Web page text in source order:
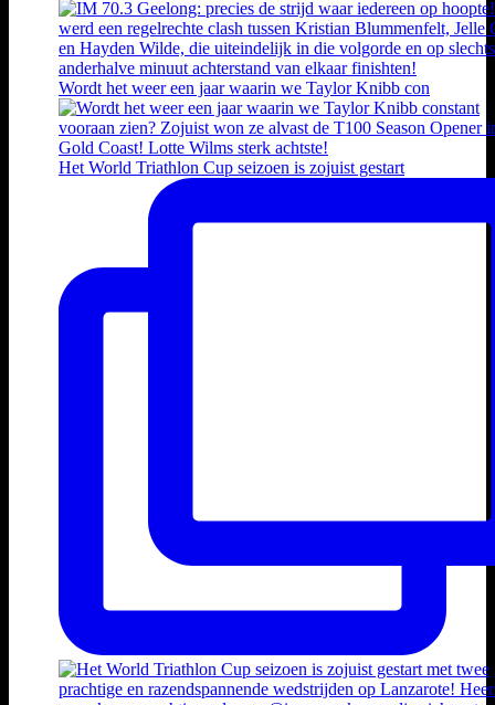
Wordt het weer een jaar waarin we Taylor Knibb con
Het World Triathlon Cup seizoen is zojuist gestart